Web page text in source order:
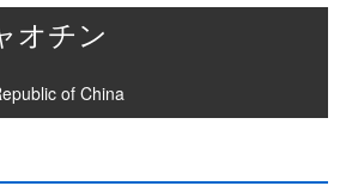
オチン
of China